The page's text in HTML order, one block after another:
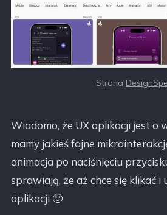
Strona
Wiadomo, że UX aplikacji jest o
mamy jakieś fajne
animacja po naciśnięciu
sprawiają, że aż chce się klikać i
aplikacji 🙂